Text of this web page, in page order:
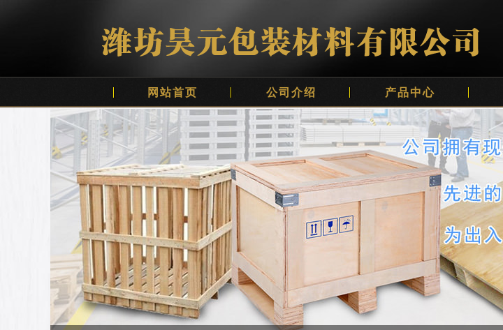
网站首页 公司介绍 产品中心